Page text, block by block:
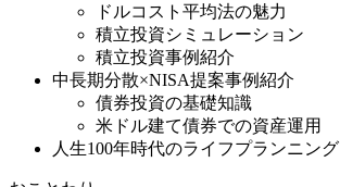
ドルコスト平均法の魅力
積立投資シミュレーション
積立投資事例紹介
中長期分散×NISA提案事例紹介
債券投資の基礎知識
米ドル建て債券での資産運用
人生100年時代のライフプランニング